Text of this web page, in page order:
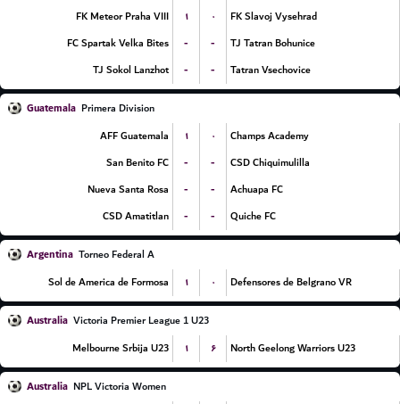
FK Meteor Praha VIII
۱ ۰
FK Slavoj Vysehrad
FC Spartak Velka Bites
- -
TJ Tatran Bohunice
TJ Sokol Lanzhot
- - Tatran Vsechovice
Guatemala Primera Division
AFF Guatemala
۱ ۰
Champs Academy
San Benito FC
- -
CSD Chiquimulilla
Nueva Santa Rosa
- -
Achuapa FC
CSD Amatitlan
- - Quiche FC
Argentina Torneo Federal A
Sol de America de Formosa
۱ ۰ Defensores de Belgrano VR
Australia Victoria Premier League 1 U23
Melbourne Srbija U23
۱ ۶ North Geelong Warriors U23
Australia NPL Victoria Women